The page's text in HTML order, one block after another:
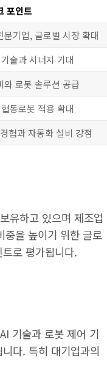
포인트
기업, 글로벌 시장 확대
술과 시너지 기대
와 로봇 솔루션 공급
동로봇 적용 확대
험과 자동화 설비 강점
유하고 있으며 제조업
중을 높이기 위한 글로
로 평가됩니다.
기술과 로봇 제어 기
다. 특히 대기업과의